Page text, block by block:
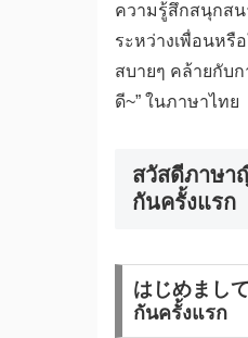
ความรู้สึกสนุกส
ระหว่างเพื่อนหรื
สบายๆ คล้ายกับ
ดี~” ในภาษาไทย
สวัสดีภาษา
กันครั้งแรก
はじめまし
กันครั้งแรก